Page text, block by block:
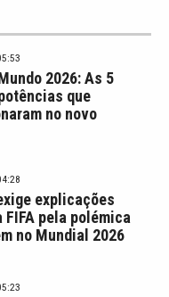
2026: As 5
que
no novo
explicações
pela polémica
no Mundial 2026